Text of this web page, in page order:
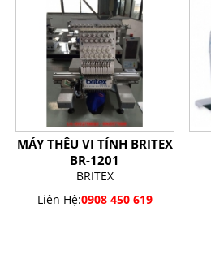
MÁY THÊU VI TÍNH BRITEX
BR-1201
BRITEX
Liên Hệ:0908 450 619